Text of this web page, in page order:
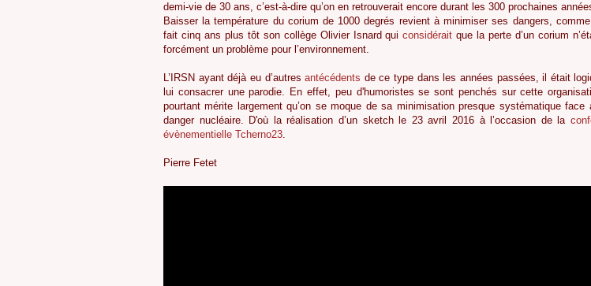
demi-vie de 30 ans, c’est-à-dire qu’on en retrouverait encore durant les 300 prochaines
Baisser la température du corium de 1000 degrés revient à minimiser ses dangers, comme
fait cinq ans plus tôt son collège Olivier Isnard quiconsidérait que la perte d’un corium
forcément un problème pour l’environnement.
L’IRSN ayant déjà eu d’autresantécédents de ce type dans les années passées, il était
lui consacrer une parodie. En effet, peu d'humoristes se sont penchés sur cette
pourtant mérite largement qu’on se moque de sa minimisation presque systématique face
danger nucléaire. D'où la réalisation d’un sketch le 23 avril 2016 à l’occasion de la
évènementielle Tcherno23.
Pierre Fetet